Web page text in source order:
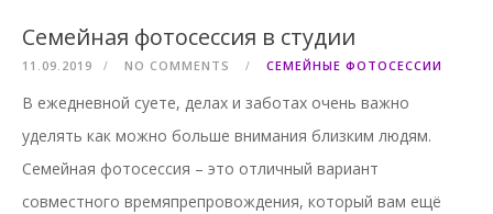
Семейная фотосессия в студии
11.09.2019 NO COMMENTS СЕМЕЙНЫЕ ФОТОСЕССИИ
В ежедневной суете, делах и заботах очень важно
уделять как можно больше внимания близким людям.
Семейная фотосессия – это отличный вариант
совместного времяпрепровождения, который вам ещё